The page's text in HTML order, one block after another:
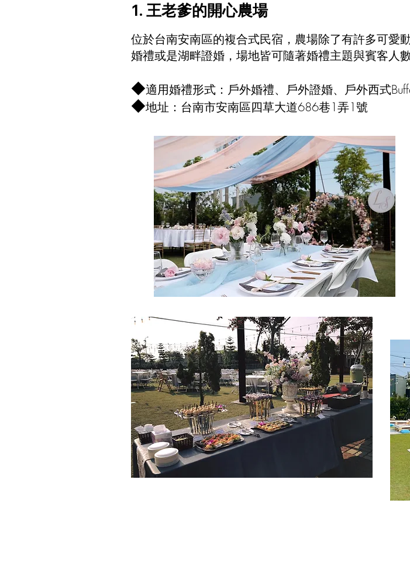
1. 王老爹的開心農場
位於台南安南區的複合式民宿，農場除了有許多可愛
婚禮或是湖畔證婚，場地皆可隨著婚禮主題與賓客人
◆適用婚禮形式：戶外婚禮、戶外證婚、戶外西式
◆地址：台南市安南區四草大道686巷1弄1號